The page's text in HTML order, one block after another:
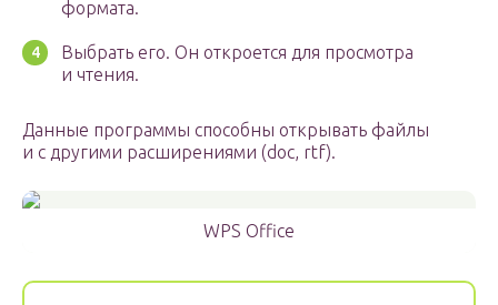
формата.
Выбрать его. Он откроется для просмотра
и чтения.
Данные программы способны открывать файлы
и с другими расширениями (doc, rtf).
WPS Office